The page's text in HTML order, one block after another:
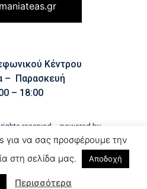
Κέντρου
– Παρασκευή
– 18:00
reserved – powered by
για να σας προσφέρουμε την
στη σελίδα μας.
Αποδοχή
Περισσότερα